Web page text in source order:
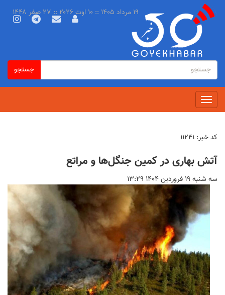
فرم
جستجو
جستجو
جستجو
Toggle
navigation
۱۹ مرداد ۱۴۰۵ :: ۱۰ اوت ۲۰۲۶ :: ۲۷ صفر ۱۴۴۸
کد خبر: ۱۱۲۴۱
آتش بهاری در کمین جنگل‌ها و مراتع
سه شنبه ۱۹ فروردين ۱۴۰۴ ۱۳:۲۹